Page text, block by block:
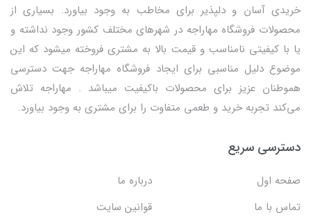
خریدی آسان و دلپذیر برای مخاطب به وجود بیاورد. بسیاری از
محصولات فروشگاه مهاراجه در شهرهای مختلف کشور وجود نداشته و
یا با کیفیتی نامناسب و قیمت بالا به مشتری فروخته میشود که این
موضوع دلیل مناسبی برای ایجاد فروشگاه مهاراجه جهت دسترسی
هموطنان عزیز برای محصولات باکیفیت میباشد . مهاراجه تلاش
می‌کند تجربه خرید و طعمی متفاوت را برای مشتری به وجود بیاورد.
دسترسی سریع
صفحه اول
درباره ما
تماس با ما
قوانین سایت